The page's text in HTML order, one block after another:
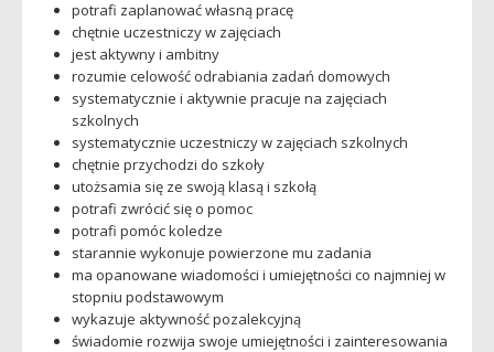
potrafi zaplanować własną pracę
chętnie uczestniczy w zajęciach
jest aktywny i ambitny
rozumie celowość odrabiania zadań domowych
systematycznie i aktywnie pracuje na zajęciach
szkolnych
systematycznie uczestniczy w zajęciach szkolnych
chętnie przychodzi do szkoły
utożsamia się ze swoją klasą i szkołą
potrafi zwrócić się o pomoc
potrafi pomóc koledze
starannie wykonuje powierzone mu zadania
ma opanowane wiadomości i umiejętności co najmniej w
stopniu podstawowym
wykazuje aktywność pozalekcyjną
świadomie rozwija swoje umiejętności i zainteresowania